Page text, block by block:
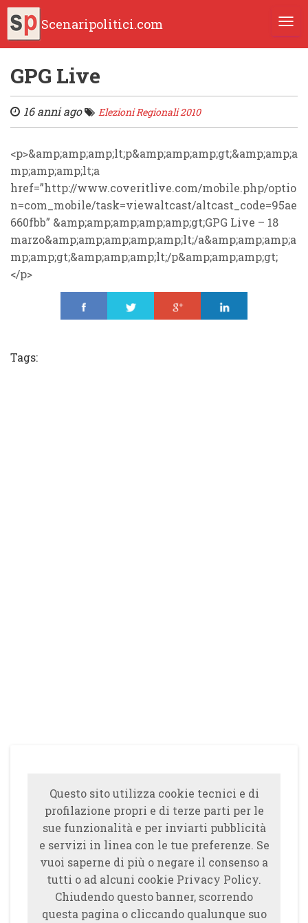
Scenaripolitici.com
GPG Live
16 anni ago Elezioni Regionali 2010
<p>&amp;amp;amp;lt;p&amp;amp;amp;gt;&amp;amp;a
mp;amp;amp;lt;a
href=”http://www.coveritlive.com/mobile.php/optio
n=com_mobile/task=viewaltcast/altcast_code=95ae
660fbb” &amp;amp;amp;amp;amp;gt;GPG Live – 18
marzo&amp;amp;amp;amp;amp;lt;/a&amp;amp;amp;a
mp;amp;gt;&amp;amp;amp;lt;/p&amp;amp;amp;gt;
</p>
Tags:
Questo sito utilizza cookie tecnici e di
profilazione propri e di terze parti per le
sue funzionalità e per inviarti pubblicità
e servizi in linea con le tue preferenze. Se
vuoi saperne di più o negare il consenso a
tutti o ad alcuni cookie Privacy Policy.
Chiudendo questo banner, scorrendo
questa pagina o cliccando qualunque suo